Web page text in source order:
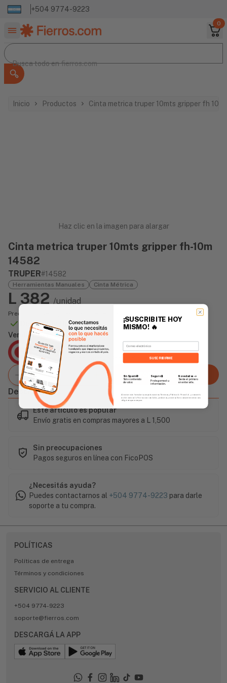
+504 9774-9223
0
Buscar productos
Busca todo en
Busca todo enfierros.com
Inicio Productos Cinta metrica truper 10mts gripper fh 10m
Haz clic en la imagen para alargar
Cinta metrica truper 10mts gripper fh-10m
14582
TRUPER#14582
Herramientas Manuales Cinta Métrica
L 382 /unidad
Precio incluye impuesto sobre ventas
Disponible Online
Vendido Por:
Agencia Global
2 días - Tiempo de Entrega Promedio
Agregar al carrito
Descripción
Este artículo es popular
Envío gratis en compras mayores a L 1,500
Sin preocupaciones
Pagos seguros en línea con FicoPOS
¿Necesitás ayuda?
Puedes contactarnos al +504 9774-9223 para darle
soporte a tu compra.
POLÍTICAS
Políticas de entrega
Términos y condiciones
SERVICIO AL CLIENTE
+504 9774-9223
soporte@fierros.com
DESCARGÁ LA APP
¡SUSCRIBITE HOY
MISMO! 🔥
Email
SUSCRIBIRME
Sin Spam 🚫
Solo contenido
de valor.
Seguro 🔒
Protegemos tu
información.
Novedades 📣
Serás el primero
en enterarte.
Al enviar este formulario, aceptás nuestros Términos y Política de Privacidad, y consentís
recibir correos de Fierros con novedades, productos y eventos. Este consentimiento no es
obligatorio para comprar.